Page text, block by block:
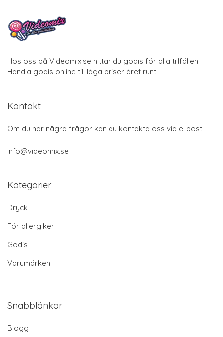
Hos oss på Videomix.se hittar du godis för alla tillfällen.
Handla godis online till låga priser året runt
Kontakt
Om du har några frågor kan du kontakta oss via e-post:
info@videomix.se
Kategorier
Dryck
För allergiker
Godis
Varumärken
Snabblänkar
Blogg